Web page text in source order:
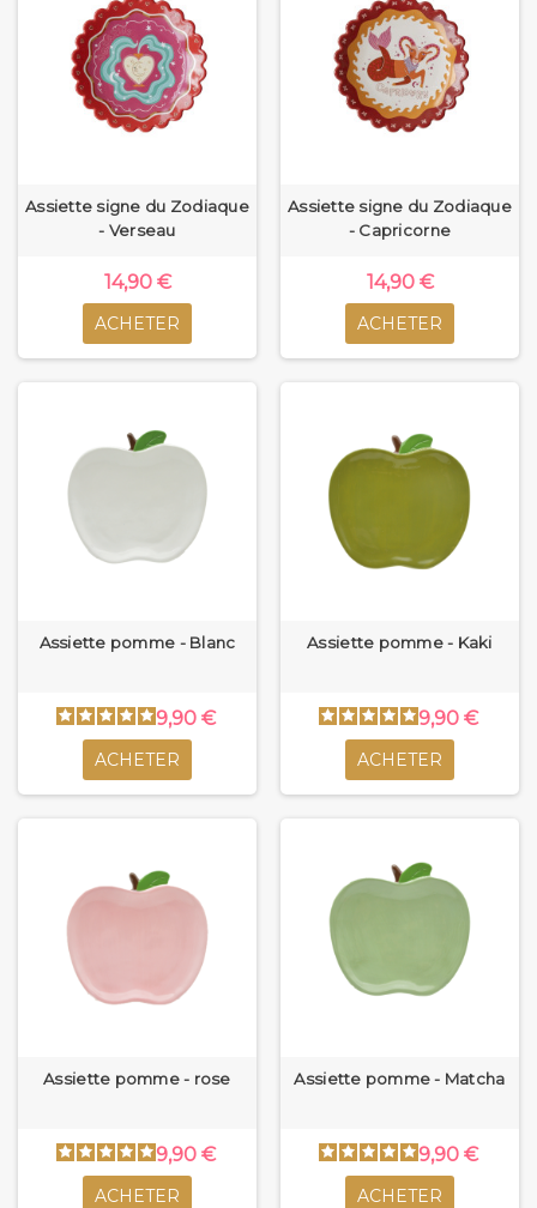
Assiette signe du Zodiaque
- Verseau
14,90 €
ACHETER
Assiette signe du Zodiaque
- Capricorne
14,90 €
ACHETER
Assiette pomme - Blanc
9,90 €
ACHETER
Assiette pomme - Kaki
9,90 €
ACHETER
Assiette pomme - rose
9,90 €
ACHETER
Assiette pomme - Matcha
9,90 €
ACHETER